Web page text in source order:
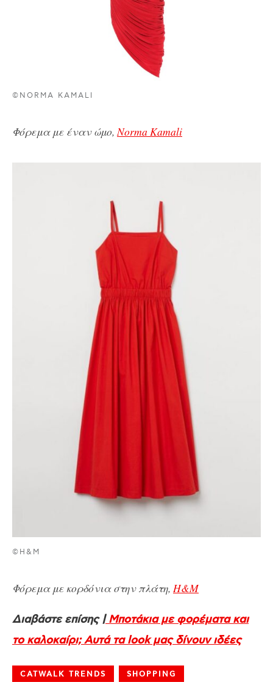
©NORMA KAMALI
Φόρεμα με έναν ώμο,Norma Kamali
©H&M
Φόρεμα με κορδόνια στην πλάτη, H&M
Διαβάστε επίσης |Μποτάκια με φορέματα και
το καλοκαίρι; Αυτά τα look μας δίνουν ιδέες
CATWALK TRENDS SHOPPING